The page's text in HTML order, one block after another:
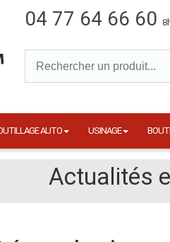
04 77 64 66 60
AUTO USINAGE
Actualités